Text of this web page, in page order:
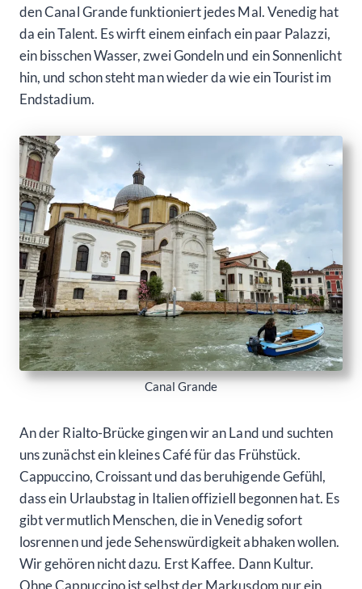
den Canal Grande funktioniert jedes Mal. Venedig hat
da ein Talent. Es wirft einem einfach ein paar Palazzi,
ein bisschen Wasser, zwei Gondeln und ein Sonnenlicht
hin, und schon steht man wieder da wie ein Tourist im
Endstadium.
Canal Grande
An der Rialto-Brücke gingen wir an Land und suchten
uns zunächst ein kleines Café für das Frühstück.
Cappuccino, Croissant und das beruhigende Gefühl,
dass ein Urlaubstag in Italien offiziell begonnen hat. Es
gibt vermutlich Menschen, die in Venedig sofort
losrennen und jede Sehenswürdigkeit abhaken wollen.
Wir gehören nicht dazu. Erst Kaffee. Dann Kultur.
Ohne Cappuccino ist selbst der Markusdom nur ein